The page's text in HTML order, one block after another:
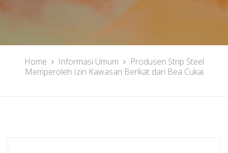
Home Informasi Umum
Produsen Strip Steel
Memperoleh Izin Kawasan Berikat dari Bea Cukai